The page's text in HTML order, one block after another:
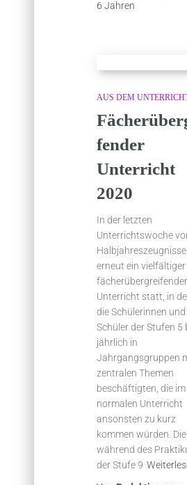
6 Jahren
AUS DEM
fender
Unterricht
2020
In der letzten
Unterrichtswoche
erneut ein vielfältiger
fächerübergreifender
Unterricht statt, in
die Schülerinnen und
Schüler der Stufen 5
jährlich in
Jahrgangsgruppen
zentralen Themen
beschäftigten, die im
normalen Unterricht
ansonsten zu kurz
kommen würden.
während des
der Stufe 9